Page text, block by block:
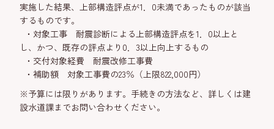
実施した結果、上部構造評点が1．0未満であったものが該当
するものです。
・対象工事 耐震診断による上部構造評点を1．0以上と
し、かつ、既存の評点より0．3以上向上するもの
・交付対象経費 耐震改修工事費
・補助額 対象工事費の23％（上限822,000円）
※予算には限りがあります。手続きの方法など、詳しくは建
設水道課までお問い合わせください。